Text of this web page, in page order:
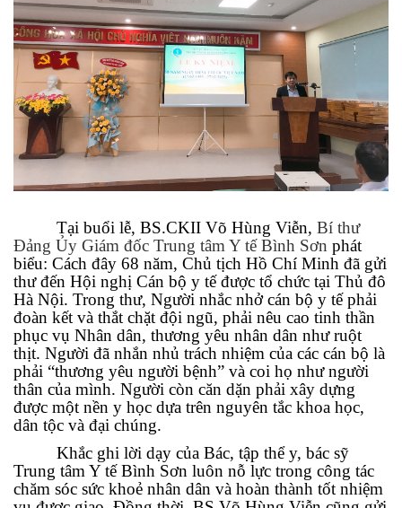
Tại buổi lễ, BS.CKII Võ Hùng Viễn, Bí thư
Đảng Ủy Giám đốc Trung tâm Y tế Bình Sơn phát
biểu: Cách đây 68 năm, Chủ tịch Hồ Chí Minh đã gửi
thư đến Hội nghị Cán bộ y tế được tổ chức tại Thủ đô
Hà Nội. Trong thư, Người nhắc nhở cán bộ y tế phải
đoàn kết và thắt chặt đội ngũ, phải nêu cao tinh thần
phục vụ Nhân dân, thương yêu nhân dân như ruột
thịt. Người đã nhắn nhủ trách nhiệm của các cán bộ là
phải “thương yêu người bệnh” và coi họ như người
thân của mình. Người còn căn dặn phải xây dựng
được một nền y học dựa trên nguyên tắc khoa học,
dân tộc và đại chúng.
Khắc ghi lời dạy của Bác, tập thể y, bác sỹ
Trung tâm Y tế Bình Sơn luôn nỗ lực trong công tác
chăm sóc sức khoẻ nhân dân và hoàn thành tốt nhiệm